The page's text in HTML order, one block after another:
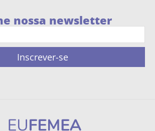
nossa newsletter
Inscrever-se